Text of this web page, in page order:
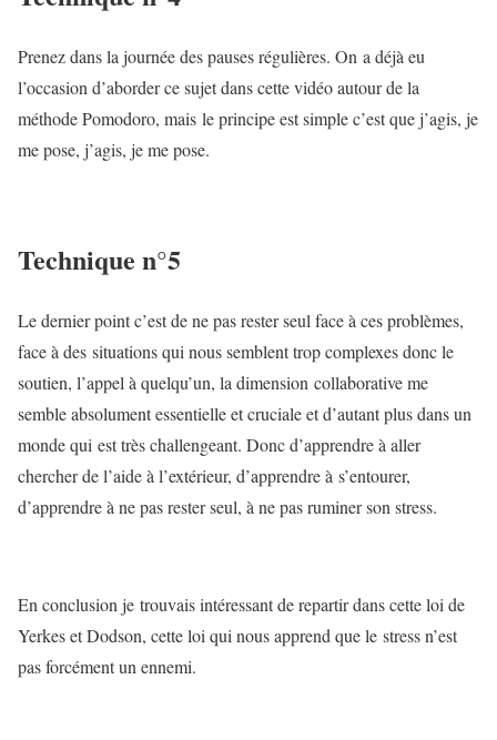
Prenez dans la journée des pauses régulières. On a déjà eu
l’occasion d’aborder ce sujet dans cette vidéo autour de la
méthode Pomodoro, mais le principe est simple c’est que j’agis, je
me pose, j’agis, je me pose.
Technique n°5
Le dernier point c’est de ne pas rester seul face à ces problèmes,
face à des situations qui nous semblent trop complexes donc le
soutien, l’appel à quelqu’un, la dimension collaborative me
semble absolument essentielle et cruciale et d’autant plus dans un
monde qui est très challengeant. Donc d’apprendre à aller
chercher de l’aide à l’extérieur, d’apprendre à s’entourer,
d’apprendre à ne pas rester seul, à ne pas ruminer son stress.
En conclusion je trouvais intéressant de repartir dans cette loi de
Yerkes et Dodson, cette loi qui nous apprend que le stress n’est
pas forcément un ennemi.